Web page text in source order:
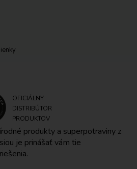
OFICIÁLNY
DISTRIBÚTOR
PRODUKTOV
produkty a superpotraviny z
je prinášať vám tie